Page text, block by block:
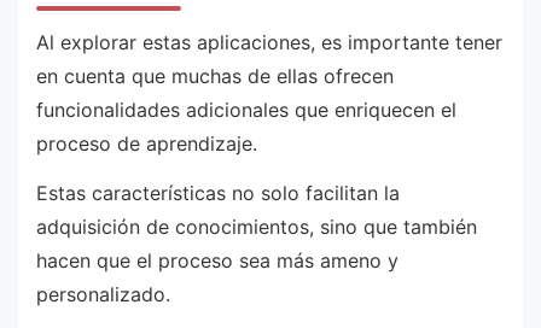
Al explorar estas aplicaciones, es importante tener
en cuenta que muchas de ellas ofrecen
funcionalidades adicionales que enriquecen el
proceso de aprendizaje.
Estas características no solo facilitan la
adquisición de conocimientos, sino que también
hacen que el proceso sea más ameno y
personalizado.